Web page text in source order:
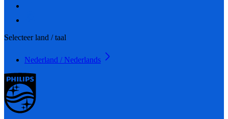
Selecteer land / taal
Nederland / Nederlands